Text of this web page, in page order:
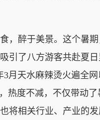
醉于美景。这个暑期
引了八方游客共赴夏
3月天水麻辣烫火遍全
热度不减，不仅带动
将相关行业、产业的发